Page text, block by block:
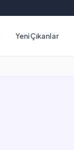
Yeni Çıkanlar